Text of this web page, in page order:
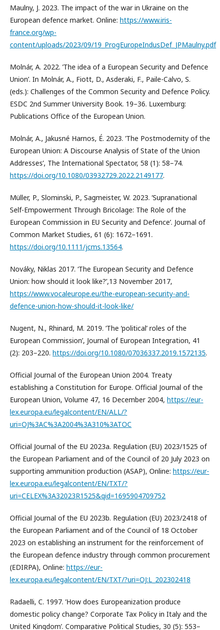
Maulny, J. 2023. The impact of the war in Ukraine on the
European defence market. Online: https://www.iris-
france.org/wp-
content/uploads/2023/09/19_ProgEuropeIndusDef_JPMaulny.pdf
Molnár, A. 2022. ’The idea of a European Security and Defence
Union’. In Molnár, A., Fiott, D., Asderaki, F., Paile-Calvo, S.
(eds.): Challenges of the Common Security and Defence Policy.
ESDC 2nd Summer University Book. 19–36. Luxemburg:
Publications Office of the European Union.
Molnár, A., Jakusné Harnos, É. 2023. ’The Postmodernity of the
European Union: A Discourse Analysis of State of the Union
Addresses’, The International Spectator, 58 (1): 58–74.
https://doi.org/10.1080/03932729.2022.2149177.
Müller, P., Slominski, P., Sagmeister, W. 2023. ’Supranational
Self-Empowerment Through Bricolage: The Role of the
European Commission in EU Security and Defence’. Journal of
Common Market Studies, 61 (6): 1672–1691.
https://doi.org/10.1111/jcms.13564.
Nováky, Niklas 2017. ‘The European Security and Defence
Union: how should it look like?’,13 November 2017,
https://www.vocaleurope.eu/the-european-security-and-
defence-union-how-should-it-look-like/
Nugent, N., Rhinard, M. 2019. ’The ‘political’ roles of the
European Commission’, Journal of European Integration, 41
(2): 203–220. https://doi.org/10.1080/07036337.2019.1572135.
Official Journal of the European Union 2004. Treaty
establishing a Constitution for Europe. Official Journal of the
European Union, Volume 47, 16 December 2004, https://eur-
lex.europa.eu/legalcontent/EN/ALL/?
uri=OJ%3AC%3A2004%3A310%3ATOC
Official Journal of the EU 2023a. Regulation (EU) 2023/1525 of
the European Parliament and of the Council of 20 July 2023 on
supporting ammunition production (ASAP), Online: https://eur-
lex.europa.eu/legalcontent/EN/TXT/?
uri=CELEX%3A32023R1525&qid=1695904709752
Official Journal of the EU 2023b. Regulation (EU) 2023/2418 of
the European Parliament and of the Council of 18 October
2023 on establishing an instrument for the reinforcement of
the European defence industry through common procurement
(EDIRPA), Online: https://eur-
lex.europa.eu/legalcontent/EN/TXT/?uri=OJ:L_202302418
Radaelli, C. 1997. ’How does Europeanization produce
domestic policy change? Corporate Tax Policy in Italy and the
United Kingdom’. Comparative Political Studies, 30 (5): 553–